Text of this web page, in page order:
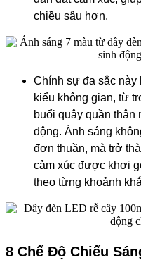
chiều sâu hơn.
Chính sự đa sắc
kiểu không gian, từ
buổi quây quần thân
động. Ánh sáng
đơn thuần, mà trở
cảm xúc được khơi
theo từng khoảnh
8 Chế Độ Chiếu